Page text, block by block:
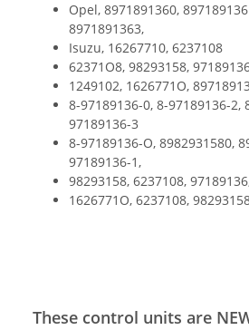
Opel, 8971891360,
8971891363,
Isuzu, 16267710, 6237108
62371O8, 98293158,
1249102, 1626771O,
8-97189136-0, 8-97189136-2,
97189136-3
8-97189136-O, 8982931580,
97189136-1,
98293158, 6237108,
1626771O, 6237108,
These control units are